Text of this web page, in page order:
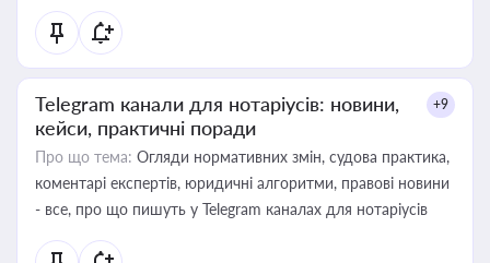
Telegram канали для нотаріусів: новини,
кейси, практичні поради
+9
Про що тема: Огляди нормативних змін, судова практика,
коментарі експертів, юридичні алгоритми, правові новини
- все, про що пишуть у Telegram каналах для нотаріусів